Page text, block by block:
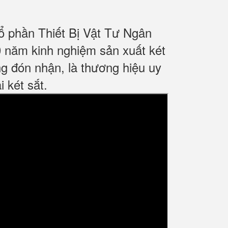
phần Thiết Bị Vật Tư Ngân
kinh nghiệm sản xuất két
đón nhận, là thương hiệu uy
két sắt.